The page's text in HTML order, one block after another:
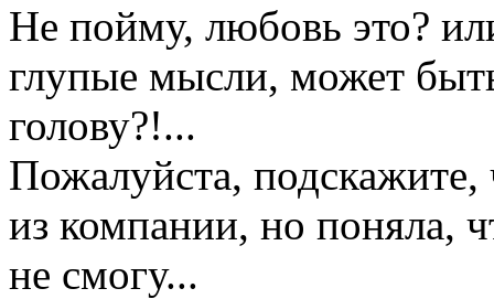
Не пойму, любовь это?
глупые мысли, может
голову?!...
Пожалуйста, подскажите,
из компании, но поняла,
не смогу...